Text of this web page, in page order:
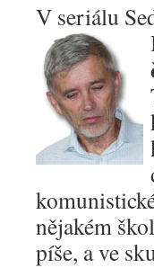
V seriálu
nějakém
píše, a ve